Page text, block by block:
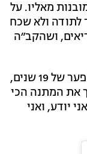
מאליו. על
לתודה ולא שכח
ושהקב״ה
כזכור השניים התארסו לאחר כשנה של זוגיות והצליחו להתגבר על כל האתגרים ולגשר על פער של 19 שנים,
שלך את המתנה הכי
יודע, ואני